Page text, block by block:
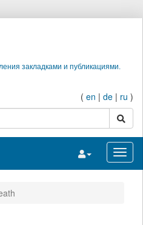
закладками и публикациями.
( en | de | ru )
поиск
Переключить